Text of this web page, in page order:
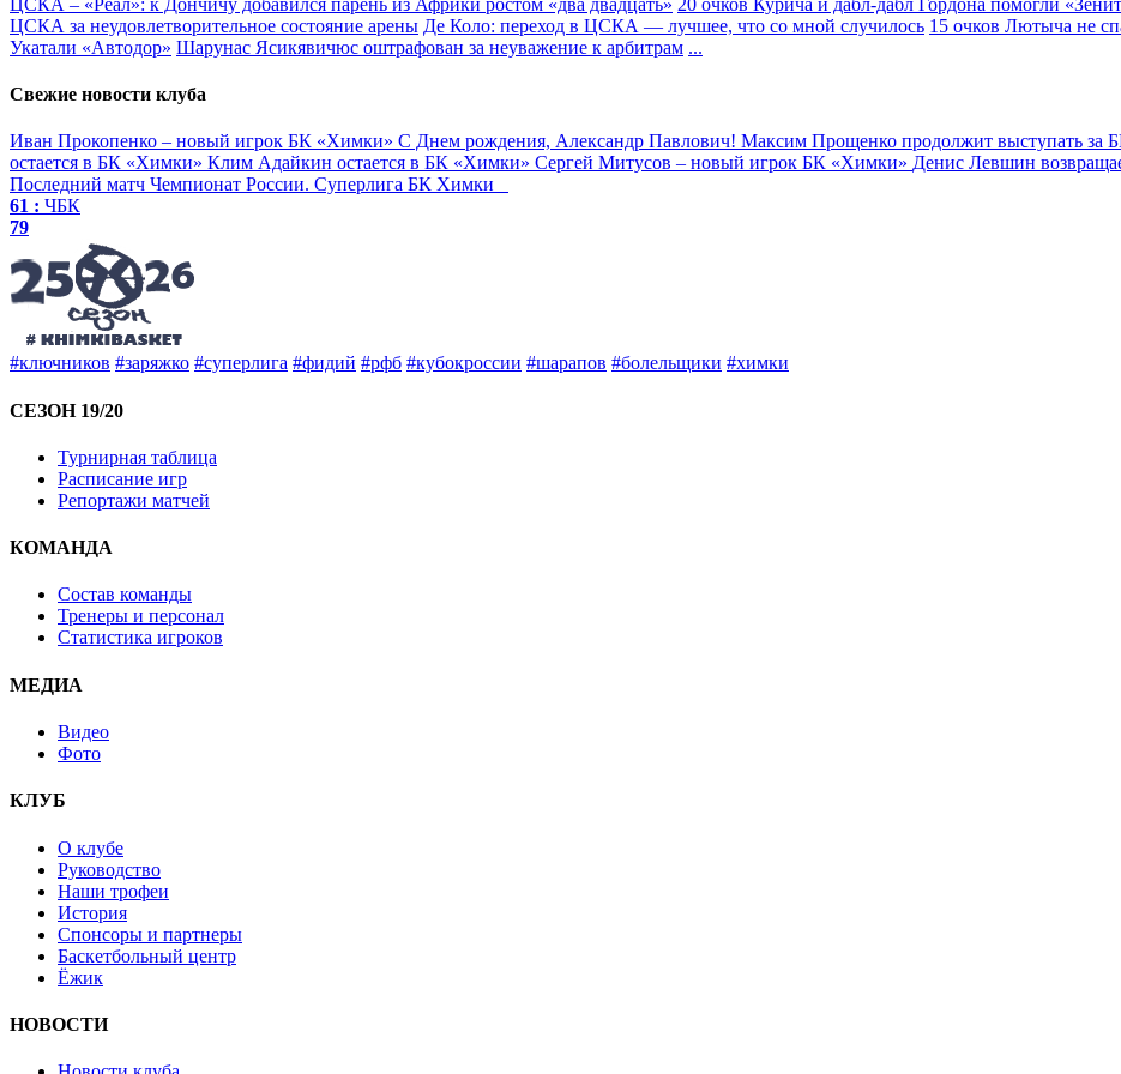
ЦСКА за неудовлетворительное состояние арены Де Коло: переход в ЦСКА — лучшее, что со мной случилось 15 очков Лютыча не
Укатали «Автодор» Шарунас Ясикявичюс оштрафован за неуважение к арбитрам ...
Свежие новости клуба
Иван Прокопенко – новый игрок БК «Химки» С Днем рождения, Александр Павлович! Максим Прощенко продолжит выступать за
остается в БК «Химки» Клим Адайкин остается в БК «Химки» Сергей Митусов – новый игрок БК «Химки» Денис Левшин
Последний матч Чемпионат России. Суперлига БК Химки
61 : ЧБК
79
#ключников #заряжко #суперлига #фидий #рфб #кубокроссии #шарапов #болельщики #химки
СЕЗОН 19/20
Турнирная таблица
Расписание игр
Репортажи матчей
КОМАНДА
Состав команды
Тренеры и персонал
Статистика игроков
МЕДИА
Видео
Фото
КЛУБ
О клубе
Руководство
Наши трофеи
История
Спонсоры и партнеры
Баскетбольный центр
Ёжик
НОВОСТИ